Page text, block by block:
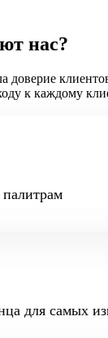
нас?
доверие
к каждому
для самых